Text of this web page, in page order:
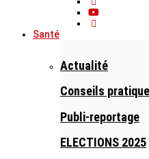
Santé
Actualité
Conseils
Publi-reportage
ELECTIONS 2025